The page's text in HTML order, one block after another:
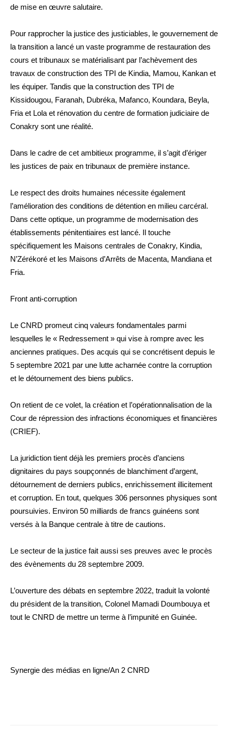
de mise en œuvre salutaire.
Pour rapprocher la justice des justiciables, le gouvernement de
la transition a lancé un vaste programme de restauration des
cours et tribunaux se matérialisant par l’achèvement des
travaux de construction des TPI de Kindia, Mamou, Kankan et
les équiper. Tandis que la construction des TPI de
Kissidougou, Faranah, Dubréka, Mafanco, Koundara, Beyla,
Fria et Lola et rénovation du centre de formation judiciaire de
Conakry sont une réalité.
Dans le cadre de cet ambitieux programme, il s’agit d’ériger
les justices de paix en tribunaux de première instance.
Le respect des droits humaines nécessite également
l’amélioration des conditions de détention en milieu carcéral.
Dans cette optique, un programme de modernisation des
établissements pénitentiaires est lancé. Il touche
spécifiquement les Maisons centrales de Conakry, Kindia,
N’Zérékoré et les Maisons d’Arrêts de Macenta, Mandiana et
Fria.
Front anti-corruption
Le CNRD promeut cinq valeurs fondamentales parmi
lesquelles le « Redressement » qui vise à rompre avec les
anciennes pratiques. Des acquis qui se concrétisent depuis le
5 septembre 2021 par une lutte acharnée contre la corruption
et le détournement des biens publics.
On retient de ce volet, la création et l’opérationnalisation de la
Cour de répression des infractions économiques et financières
(CRIEF).
La juridiction tient déjà les premiers procès d’anciens
dignitaires du pays soupçonnés de blanchiment d’argent,
détournement de derniers publics, enrichissement illicitement
et corruption. En tout, quelques 306 personnes physiques sont
poursuivies. Environ 50 milliards de francs guinéens sont
versés à la Banque centrale à titre de cautions.
Le secteur de la justice fait aussi ses preuves avec le procès
des évènements du 28 septembre 2009.
L’ouverture des débats en septembre 2022, traduit la volonté
du président de la transition, Colonel Mamadi Doumbouya et
tout le CNRD de mettre un terme à l’impunité en Guinée.
Synergie des médias en ligne/An 2 CNRD